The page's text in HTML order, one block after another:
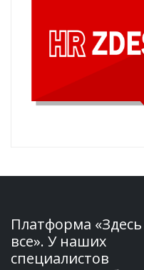
Платформа «Здесь
все». У наших
специалистов